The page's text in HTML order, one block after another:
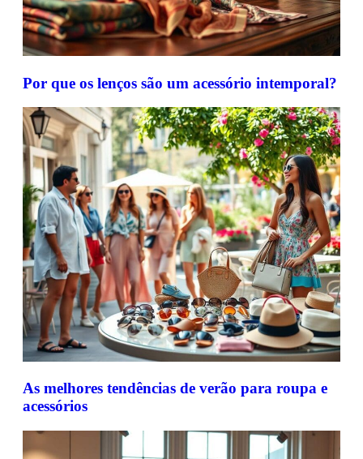
Por que os lenços são um acessório intemporal?
As melhores tendências de verão para roupa e
acessórios